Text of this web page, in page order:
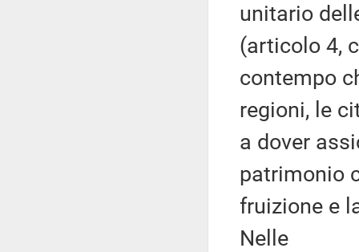
unitario
(articolo 4,
contempo
regioni, le
a dover
patrimonio
fruizione e
Nelle